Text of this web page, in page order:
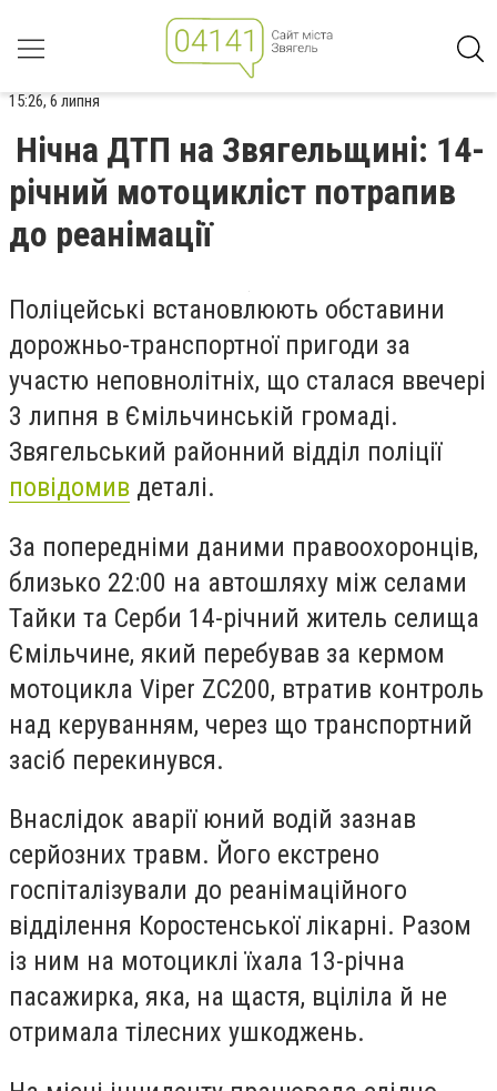
15:26, 6 липня
Нічна ДТП на Звягельщині: 14-
річний мотоцикліст потрапив
до реанімації
Поліцейські встановлюють обставини
дорожньо-транспортної пригоди за
участю неповнолітніх, що сталася ввечері
3 липня в Ємільчинській громаді.
Звягельський районний відділ поліції
повідомив деталі.
За попередніми даними правоохоронців,
близько 22:00 на автошляху між селами
Тайки та Серби 14-річний житель селища
Ємільчине, який перебував за кермом
мотоцикла Viper ZC200, втратив контроль
над керуванням, через що транспортний
засіб перекинувся.
Внаслідок аварії юний водій зазнав
серйозних травм. Його екстрено
госпіталізували до реанімаційного
відділення Коростенської лікарні. Разом
із ним на мотоциклі їхала 13-річна
пасажирка, яка, на щастя, вціліла й не
отримала тілесних ушкоджень.